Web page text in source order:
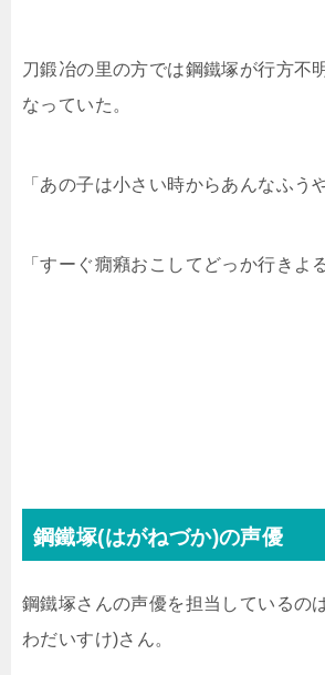
刀鍛冶の里の方では鋼鐵塚が行方不
なっていた。
「あの子は小さい時からあんなふう
「すーぐ癇癪おこしてどっか行きよ
鋼鐵塚(はがねづか)の声優
鋼鐵塚さんの声優を担当しているの
わだいすけ)さん。